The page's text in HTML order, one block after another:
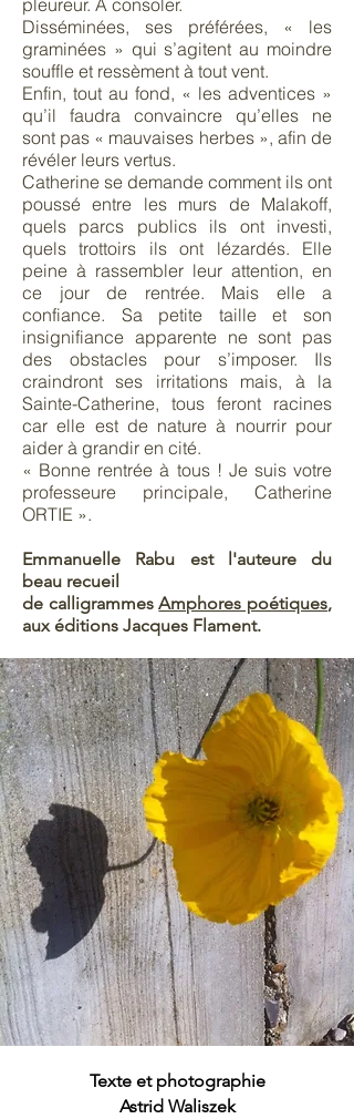
pleureur. À consoler.
Disséminées, ses préférées, « les
graminées » qui s’agitent au moindre
souffle et ressèment à tout vent.
Enfin, tout au fond, « les adventices »
qu’il faudra convaincre qu’elles ne
sont pas « mauvaises herbes », afin de
révéler leurs vertus.
Catherine se demande comment ils ont
poussé entre les murs de Malakoff,
quels parcs publics ils ont investi,
quels trottoirs ils ont lézardés. Elle
peine à rassembler leur attention, en
ce jour de rentrée. Mais elle a
confiance. Sa petite taille et son
insignifiance apparente ne sont pas
des obstacles pour s’imposer. Ils
craindront ses irritations mais, à la
Sainte-Catherine, tous feront racines
car elle est de nature à nourrir pour
aider à grandir en cité.
« Bonne rentrée à tous ! Je suis votre
professeure principale, Catherine
ORTIE ».
Emmanuelle Rabu est l'auteure du
beau recueil
de calligrammesAmphores poétiques,
aux éditions Jacques Flament.
Texte et photographie
Astrid Waliszek